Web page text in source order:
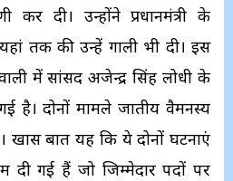
कर दी। उन्होंने प्रधानमंत्री के
तक की उन्हें गाली भी दी। इस
में सांसद अजेन्द्र सिंह लोधी के
दोनों मामले जातीय वैमनस्य
खास बात यह कि ये दोनों घटनाएं
दी गई हैं जो जिम्मेदार पदों पर